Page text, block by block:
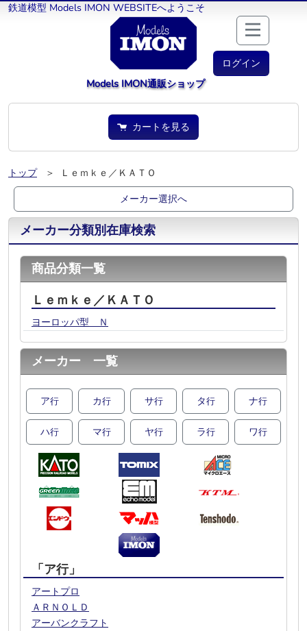
鉄道模型 Models IMON WEBSITEへようこそ
ログイン
Models IMON通販ショップ
カートを見る
トップ
＞ Ｌｅｍｋｅ／ＫＡＴＯ
メーカー選択へ
メーカー分類別在庫検索
商品分類一覧
Ｌｅｍｋｅ／ＫＡＴＯ
ヨーロッパ型 Ｎ
メーカー 一覧
ア行 カ行 サ行 タ行 ナ行
ハ行 マ行 ヤ行 ラ行 ワ行
「ア行」
アートプロ
ＡＲＮＯＬＤ
アーバンクラフト